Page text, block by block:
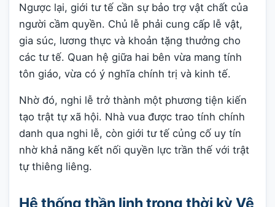
Ngược lại, giới tư tế cần sự bảo trợ vật chất của
người cầm quyền. Chủ lễ phải cung cấp lễ vật,
gia súc, lương thực và khoản tặng thưởng cho
các tư tế. Quan hệ giữa hai bên vừa mang tính
tôn giáo, vừa có ý nghĩa chính trị và kinh tế.
Nhờ đó, nghi lễ trở thành một phương tiện kiến
tạo trật tự xã hội. Nhà vua được trao tính chính
danh qua nghi lễ, còn giới tư tế củng cố uy tín
nhờ khả năng kết nối quyền lực trần thế với trật
tự thiêng liêng.